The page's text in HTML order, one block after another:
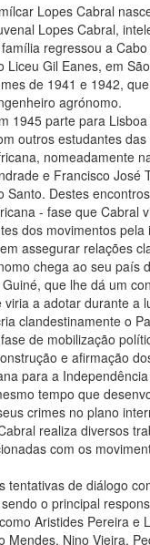
Lopes Cabral
Lopes Cabral,
regressou a
Liceu Gil Eanes, em
de 1941 e 1942,
agrónomo.
1945 parte para
outros estudantes
nomeadamente
e Francisco José
Santo. Destes
- fase que Cabral
dos movimentos
assegurar relações
chega ao seu país
que lhe dá um
a adotar durante a
clandestinamente o
de mobilização
e afirmação
para a
tempo que
crimes no plano
realiza diversos
com os
tentativas de diálogo
o principal
Aristides Pereira
Mendes, Nino Vieira,